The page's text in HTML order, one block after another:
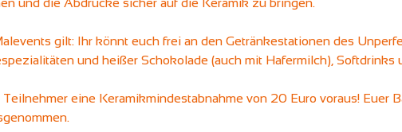
gilt: Ihr könnt euch frei an den Getränkestationen des
und heißer Schokolade (auch mit Hafermilch), Softdrinks
eine Keramikmindestabnahme von 20 Euro voraus! Euer